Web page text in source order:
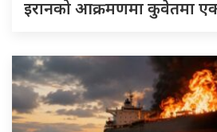
इरानको आक्रमणमा कुवेतमा